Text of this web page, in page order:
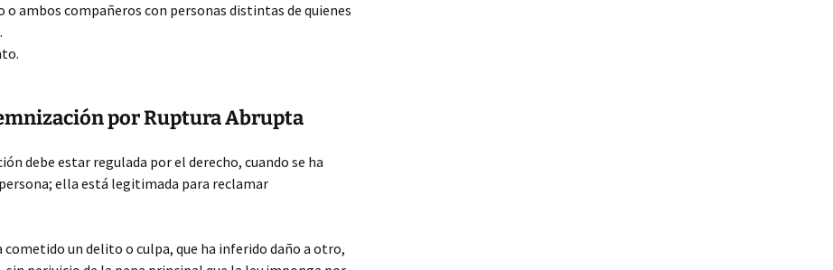
ambos compañeros con personas distintas de quienes
por Ruptura Abrupta
debe estar regulada por el derecho, cuando se ha
ella está legitimada para reclamar
cometido un delito o culpa, que ha inferido daño a otro,